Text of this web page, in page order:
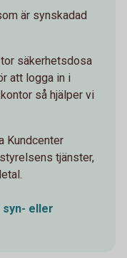
är synskadad
säkerhetsdosa
att logga in i
så hjälper vi
Kundcenter
tjänster,
eller